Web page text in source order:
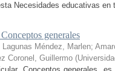
Necesidades educativas
generales
Lagunas Méndez, Marlen;
Coronel, Guillermo (